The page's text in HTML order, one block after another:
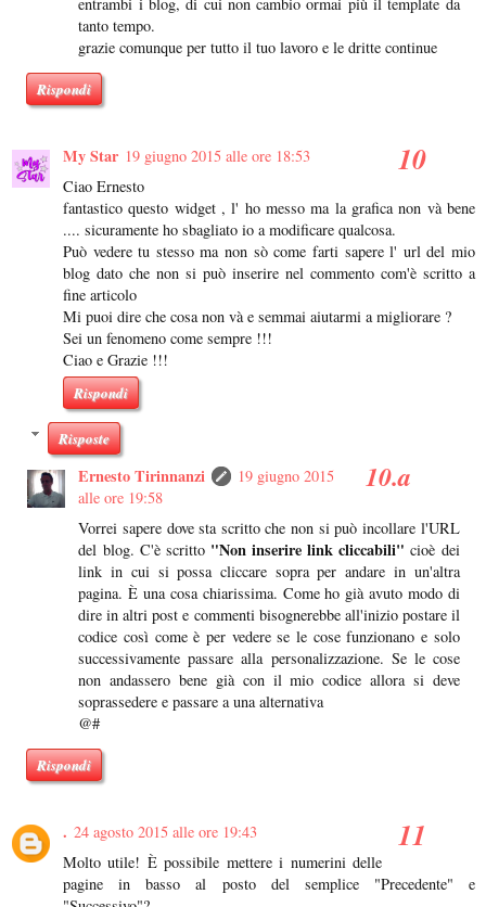
tanto tempo.
grazie comunque per tutto il tuo lavoro e le dritte continue
Rispondi
My Star 19 giugno 2015 alle ore 18:53
Ciao Ernesto
fantastico questo widget , l' ho messo ma la grafica non và bene
.... sicuramente ho sbagliato io a modificare qualcosa.
Può vedere tu stesso ma non sò come farti sapere l' url del mio
blog dato che non si può inserire nel commento com'è scritto a
fine articolo
Mi puoi dire che cosa non và e semmai aiutarmi a migliorare ?
Sei un fenomeno come sempre !!!
Ciao e Grazie !!!
Rispondi
Risposte
Ernesto Tirinnanzi
19 giugno 2015
alle ore 19:58
Vorrei sapere dove sta scritto che non si può incollare l'URL
del blog. C'è scritto "Non inserire link cliccabili" cioè dei
link in cui si possa cliccare sopra per andare in un'altra
pagina. È una cosa chiarissima. Come ho già avuto modo di
dire in altri post e commenti bisognerebbe all'inizio postare il
codice così come è per vedere se le cose funzionano e solo
successivamente passare alla personalizzazione. Se le cose
non andassero bene già con il mio codice allora si deve
soprassedere e passare a una alternativa
@#
Rispondi
. 24 agosto 2015 alle ore 19:43
Molto utile! È possibile mettere i numerini delle
pagine in basso al posto del semplice "Precedente" e